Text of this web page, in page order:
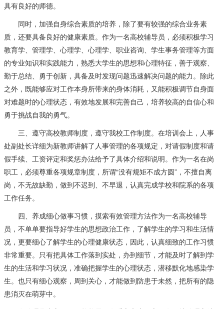
具有良好的师德。
同时，加强自身综合素质的培养，除了要有较强的综合业务素
质，还要具备良好的健康素质。作为一名高校辅导员，必须积极学习
教育学、管理学、心理学、心理学、职业咨询、学生事务管理等方面
的专业知识和实践能力，熟悉大学生的思想和心理特征，善于观察、
勤于总结、勇于创新，具备及时发现问题迅速解决问题的能力。除此
之外，既能够应对工作本身所带来的身体消耗，又能积极调节自身面
对难题时的心理状态，有效地发展和完善自己，培养较高的自信心和
勇于挑战自我的勇气。
三、遵守高校教师制度，遵守我校工作制度。在培训会上，人事
处副处长详细为新教师讲解了人事管理的各项规定，对请假制度和请
假手续、工资评定和奖惩办法给予了具体介绍和说明。作为一名在岗
职工，必须尊重各项规章制度，所谓“没有规矩不成方圆”，不擅自离
岗，不无故缺勤，做到不迟到、不早退，认真完成学校和院系的各项
工作任务。
四、养成细心做事习惯，摸索有效管理方法作为一名高校辅导
员，不单单要指导好学生的思想政治工作，了解学生的学习和生活情
况，更要细心了解学生的心理健康状态，因此，认真细致的工作习惯
非常重要。只有把具体工作落到实处，办到细节，才能及时了解到学
生的生活和学习状况，准确把握学生的心理状态，潜移默化地感染学
生。也只有细心观察，周到关心，才能做到防患于未然，把所有的隐
患消灭在萌芽中。